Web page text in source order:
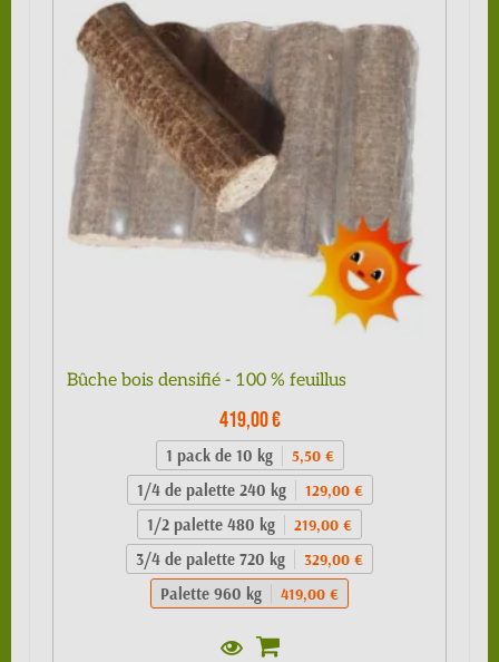
Bûche bois densifié - 100 % feuillus
419,00 €
1 pack de 10 kg 5,50 €
1/4 de palette 240 kg 129,00 €
1/2 palette 480 kg 219,00 €
3/4 de palette 720 kg 329,00 €
Palette 960 kg 419,00 €